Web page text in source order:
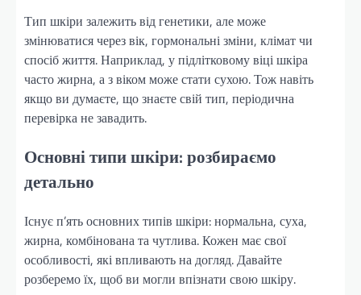
Тип шкіри залежить від генетики, але може
змінюватися через вік, гормональні зміни, клімат чи
спосіб життя. Наприклад, у підлітковому віці шкіра
часто жирна, а з віком може стати сухою. Тож навіть
якщо ви думаєте, що знаєте свій тип, періодична
перевірка не завадить.
Основні типи шкіри: розбираємо
детально
Існує п’ять основних типів шкіри: нормальна, суха,
жирна, комбінована та чутлива. Кожен має свої
особливості, які впливають на догляд. Давайте
розберемо їх, щоб ви могли впізнати свою шкіру.